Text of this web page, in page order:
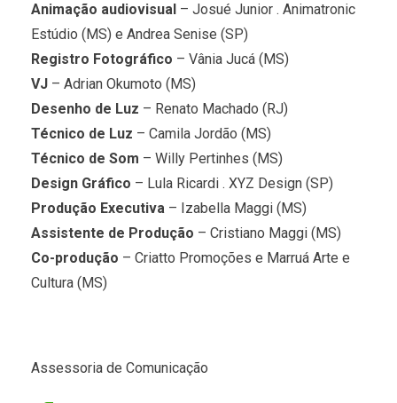
Animação audiovisual – Josué Junior . Animatronic
Estúdio (MS) e Andrea Senise (SP)
Registro Fotográfico – Vânia Jucá (MS)
VJ – Adrian Okumoto (MS)
Desenho de Luz – Renato Machado (RJ)
Técnico de Luz – Camila Jordão (MS)
Técnico de Som – Willy Pertinhes (MS)
Design Gráfico – Lula Ricardi . XYZ Design (SP)
Produção Executiva – Izabella Maggi (MS)
Assistente de Produção – Cristiano Maggi (MS)
Co-produção – Criatto Promoções e Marruá Arte e
Cultura (MS)
Assessoria de Comunicação